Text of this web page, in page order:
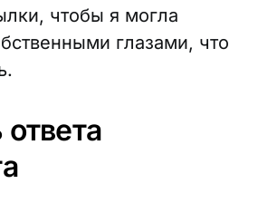
чтобы я могла
глазами, что